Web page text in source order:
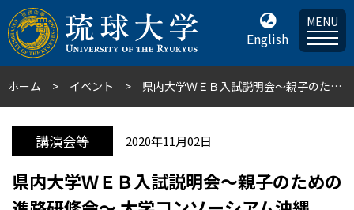
English
MENU
ホーム イベント 県内大学ＷＥＢ入試説明会～親子のための進路研修会～ 大学コンソーシアム沖縄
講演会等 2020年11月02日
県内大学ＷＥＢ入試説明会～親子のための